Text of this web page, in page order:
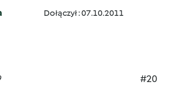
Dołączył : 07.10.2011
#20